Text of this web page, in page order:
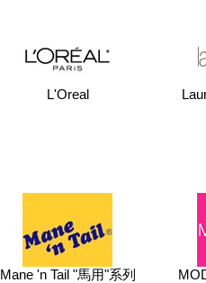
L'Oreal
Mane 'n Tail "馬用"系列